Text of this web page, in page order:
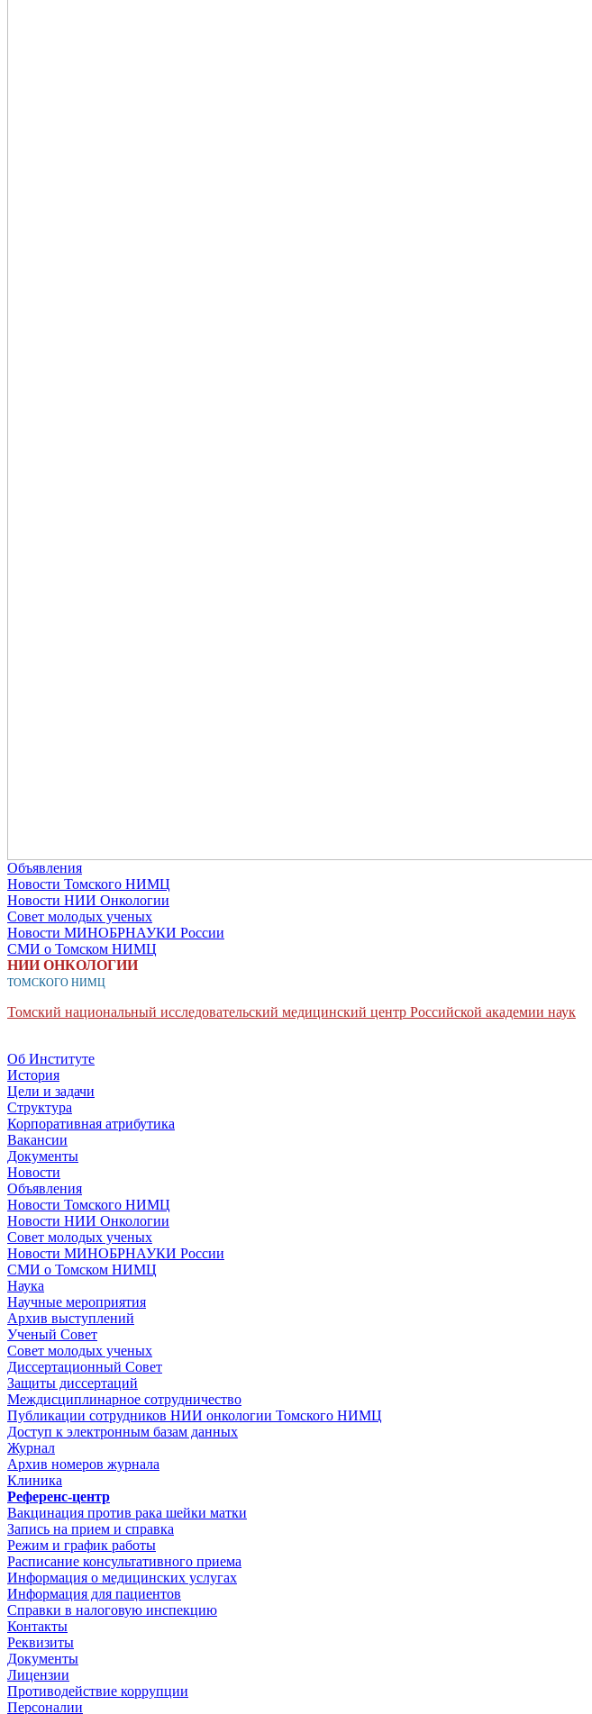
Объявления
Новости Томского НИМЦ
Новости НИИ Онкологии
Совет молодых ученых
Новости МИНОБРНАУКИ России
СМИ о Томском НИМЦ
НИИ ОНКОЛОГИИ
ТОМСКОГО НИМЦ
Томский национальный исследовательский медицинский центр Российской академии наук
Об Институте
История
Цели и задачи
Структура
Корпоративная атрибутика
Вакансии
Документы
Новости
Объявления
Новости Томского НИМЦ
Новости НИИ Онкологии
Совет молодых ученых
Новости МИНОБРНАУКИ России
СМИ о Томском НИМЦ
Наука
Научные мероприятия
Архив выступлений
Ученый Совет
Совет молодых ученых
Диссертационный Совет
Защиты диссертаций
Междисциплинарное сотрудничество
Публикации сотрудников НИИ онкологии Томского НИМЦ
Доступ к электронным базам данных
Журнал
Архив номеров журнала
Клиника
Референс-центр
Вакцинация против рака шейки матки
Запись на прием и справка
Режим и график работы
Расписание консультативного приема
Информация о медицинских услугах
Информация для пациентов
Справки в налоговую инспекцию
Контакты
Реквизиты
Документы
Лицензии
Противодействие коррупции
Персоналии